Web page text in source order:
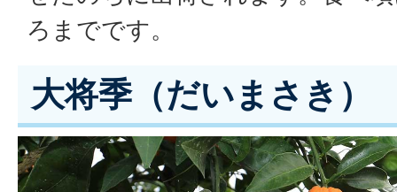
ろまでです。
大将季（だいまさき）